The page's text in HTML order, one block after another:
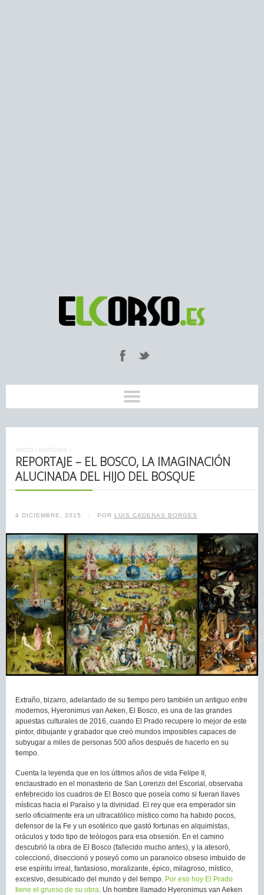
INICIO / NOTICIAS /
REPORTAJE – EL BOSCO, LA IMAGINACIÓN
ALUCINADA DEL HIJO DEL BOSQUE
4 DICIEMBRE, 2015 / POR LUIS CADENAS BORGES
Extraño, bizarro, adelantado de su tiempo pero también un antiguo entre
modernos, Hyeronimus van Aeken, El Bosco, es una de las grandes
apuestas culturales de 2016, cuando El Prado recupere lo mejor de este
pintor, dibujante y grabador que creó mundos imposibles capaces de
subyugar a miles de personas 500 años después de hacerlo en su
tiempo.
Cuenta la leyenda que en los últimos años de vida Felipe II,
enclaustrado en el monasterio de San Lorenzo del Escorial, observaba
enfebrecido los cuadros de El Bosco que poseía como si fueran llaves
místicas hacia el Paraíso y la divinidad. El rey que era emperador sin
serlo oficialmente era un ultracatólico místico como ha habido pocos,
defensor de la Fe y un esotérico que gastó fortunas en alquimistas,
oráculos y todo tipo de teólogos para esa obsesión. En el camino
descubrió la obra de El Bosco (fallecido mucho antes), y la atesoró,
coleccionó, diseccionó y poseyó como un paranoico obseso imbuido de
ese espíritu irreal, fantasioso, moralizante, épico, milagroso, místico,
excesivo, desubicado del mundo y del tiempo. Por eso hoy El Prado
tiene el grueso de su obra. Un hombre llamado Hyeronimus van Aeken